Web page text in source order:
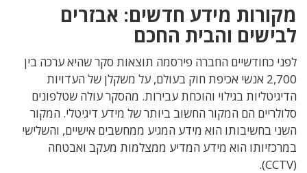
מקורות מידע חדשים: אבזרים
לבישים והבית החכם
לפני כחודשיים החברה פירסמה תוצאות סקר שהיא ערכה בין
2,700 אנשי אכיפת חוק בעולם, על משקלן של העדויות
הדיגיטליות בגילוי והוכחת עבירות. מהסקר עולה שטלפונים
סלולריים הם המקור החשוב ביותר של מידע דיגיטלי. המקור
השני בחשיבותו הוא מידע המגיע ממחשבים אישיים, והשלישי
במרכזיותו הוא מידע המדיע ממצלמות מעקב ואבטחה
(CCTV).